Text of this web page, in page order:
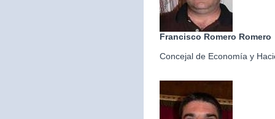
Francisco Romero Romero
Concejal de Economía y